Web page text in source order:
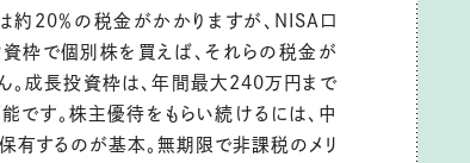
約20％の税金がかかりますが、NISA口
枠で個別株を買えば、それらの税金が
。成長投資枠は、年間最大240万円まで
です。株主優待をもらい続けるには、中
有するのが基本。無期限で非課税のメリ